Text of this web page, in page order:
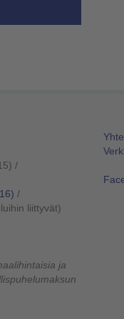
/
/
liittyvät)
ja